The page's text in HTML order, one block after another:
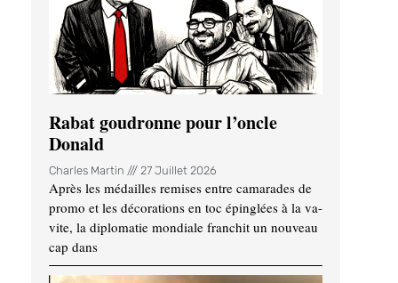
Rabat goudronne pour l’oncle
Donald
Charles Martin 27 Juillet 2026
Après les médailles remises entre camarades de
promo et les décorations en toc épinglées à la va-
vite, la diplomatie mondiale franchit un nouveau
cap dans